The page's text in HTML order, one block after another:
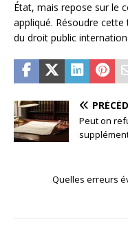
État, mais repose sur le
appliqué. Résoudre cette
du droit public
Peut on
Quelles erreurs